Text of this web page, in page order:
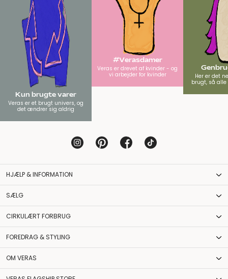
Kun brugte varer
Veras er et brugt univers, og
det ændrer sig aldrig
#Verasdamer
Veras er drevet af kvinder - og
vi arbejder for kvinder
Her er det
brugt, så
HJÆLP & INFORMATION
SÆLG
CIRKULÆRT FORBRUG
FOREDRAG & STYLING
OM VERAS